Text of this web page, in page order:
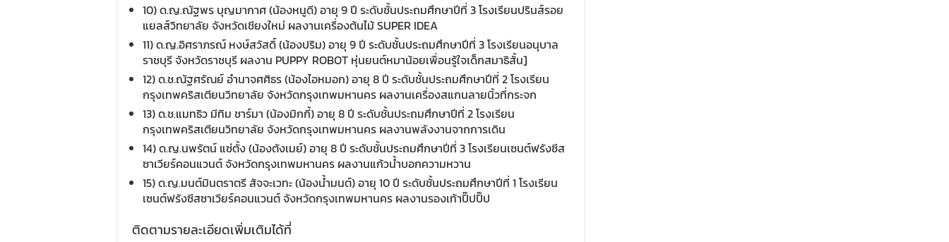
10) ด.ญ.ณัฐพร บุญมากาศ (น้องหนูดี) อายุ 9 ปี ระดับชั้นประถมศึกษาปีที่ 3 โรงเรียนปรินส์รอย
แยลส์วิทยาลัย จังหวัดเชียงใหม่ ผลงานเครื่องต้นไม้ SUPER IDEA
11) ด.ญ.อิศราภรณ์ หงษ์สวัสดิ์ (น้องปริม) อายุ 9 ปี ระดับชั้นประถมศึกษาปีที่ 3 โรงเรียนอนุบาล
ราชบุรี จังหวัดราชบุรี ผลงาน PUPPY ROBOT หุ่นยนต์หมาน้อยเพื่อนรู้ใจเด็กสมาธิสั้น]
12) ด.ช.ณัฐศรัณย์ อำนาจศศิธร (น้องไอหมอก) อายุ 8 ปี ระดับชั้นประถมศึกษาปีที่ 2 โรงเรียน
กรุงเทพคริสเตียนวิทยาลัย จังหวัดกรุงเทพมหานคร ผลงานเครื่องสแกนลายนิ้วที่กระจก
13) ด.ช.แมทธิว มีทิม ชาร์มา (น้องมิกกี้) อายุ 8 ปี ระดับชั้นประถมศึกษาปีที่ 2 โรงเรียน
กรุงเทพคริสเตียนวิทยาลัย จังหวัดกรุงเทพมหานคร ผลงานพลังงานจากการเดิน
14) ด.ญ.นพรัตน์ แซ่ตั้ง (น้องตังเมย์) อายุ 8 ปี ระดับชั้นประถมศึกษาปีที่ 3 โรงเรียนเซนต์ฟรังซีส
ซาเวียร์คอนแวนต์ จังหวัดกรุงเทพมหานคร ผลงานแก้วน้ำบอกความหวาน
15) ด.ญ.มนต์มินตราตรี สัจจะเวทะ (น้องน้ำมนต์) อายุ 10 ปี ระดับชั้นประถมศึกษาปีที่ 1 โรงเรียน
เซนต์ฟรังซีสซาเวียร์คอนแวนต์ จังหวัดกรุงเทพมหานคร ผลงานรองเท้าปิ๊ปปิ๊ป
ติดตามรายละเอียดเพิ่มเติมได้ที่